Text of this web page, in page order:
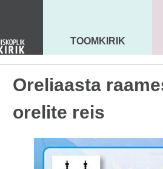
MAARJA KIRIK
TOOMKIRIK
Oreliaasta
orelite reis